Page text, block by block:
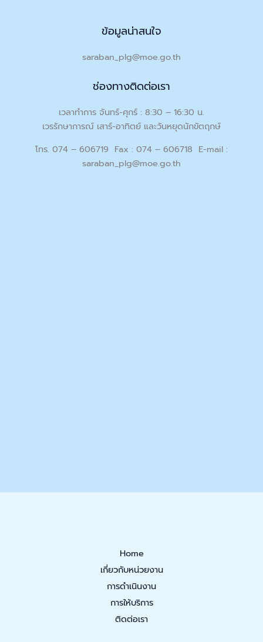
ข้อมูลน่าสนใจ
saraban_plg@moe.go.th
ช่องทางติดต่อเรา
เวลาทำการ จันทร์-ศุกร์ : 8:30 – 16:30 น.
เวรรักษาการณ์ เสาร์-อาทิตย์ และวันหยุดนักขัตฤกษ์
โทร. 074 – 606719 Fax : 074 – 606718 E-mail :
saraban_plg@moe.go.th
Home
เกี่ยวกับหน่วยงาน
การดำเนินงาน
การให้บริการ
ติดต่อเรา